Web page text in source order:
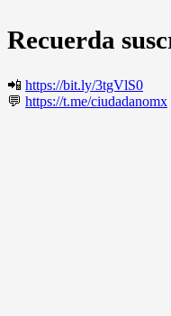
Recuerda
📲 https://bit.ly/3tgVlS0
💬 https://t.me/ciudadanomx